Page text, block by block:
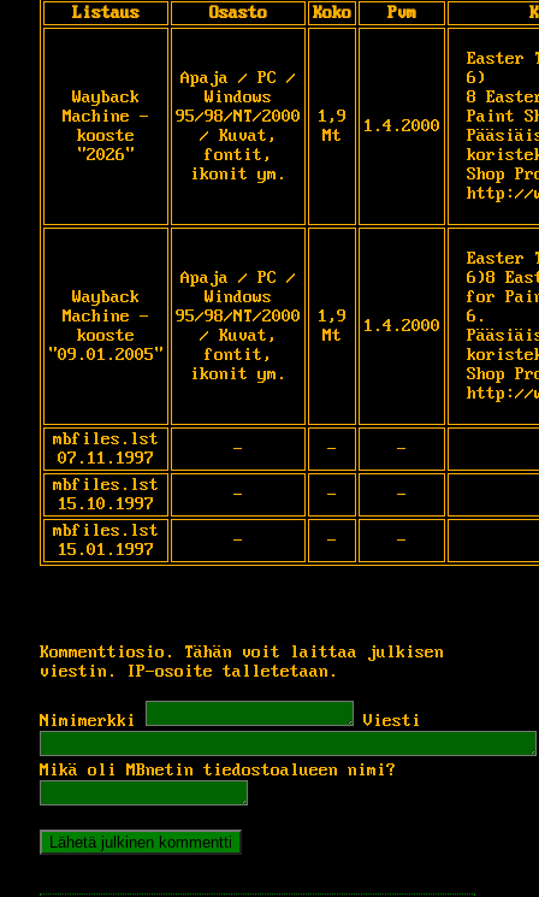
Listaus Osasto Koko Pvm
Wayback
Machine -
kooste
"2026"
Apaja / PC /
Windows
95/98/NT/2000
/ Kuvat,
fontit,
ikonit ym.
1,9
Mt
1.4.2000
Easter
6)
8
Paint
Shop
http://
Wayback
Machine -
kooste
"09.01.2005"
Apaja / PC /
Windows
95/98/NT/2000
/ Kuvat,
fontit,
ikonit ym.
1,9
Mt
1.4.2000
Easter
6)8
for
6.
Shop
mbfiles.lst
07.11.1997
- -
-
mbfiles.lst
15.10.1997
- -
-
mbfiles.lst
15.01.1997
- - -
Kommenttiosio. Tähän voit laittaa julkisen
viestin. IP-osoite talletetaan.
Nimimerkki Viesti
Mikä oli MBnetin tiedostoalueen nimi?